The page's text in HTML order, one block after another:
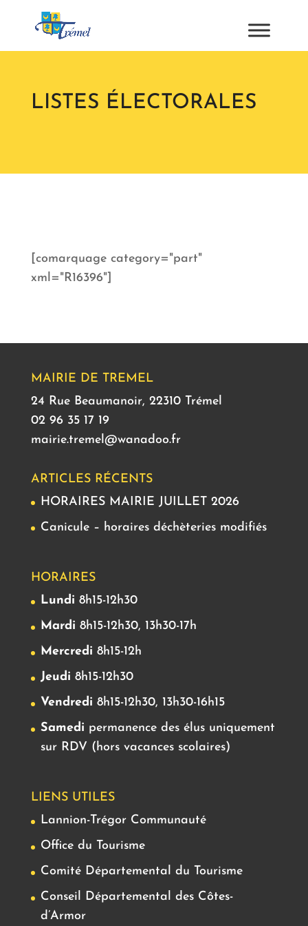
LISTES ÉLECTORALES
[comarquage category="part"
xml="R16396"]
MAIRIE DE TREMEL
24 Rue Beaumanoir, 22310 Trémel
02 96 35 17 19
mairie.tremel@wanadoo.fr
ARTICLES RÉCENTS
HORAIRES MAIRIE JUILLET 2026
Canicule – horaires déchèteries modifiés
HORAIRES
Lundi 8h15-12h30
Mardi 8h15-12h30, 13h30-17h
Mercredi 8h15-12h
Jeudi 8h15-12h30
Vendredi 8h15-12h30, 13h30-16h15
Samedi permanence des élus uniquement
sur RDV (hors vacances scolaires)
LIENS UTILES
Lannion-Trégor Communauté
Office du Tourisme
Comité Départemental du Tourisme
Conseil Départemental des Côtes-
d’Armor